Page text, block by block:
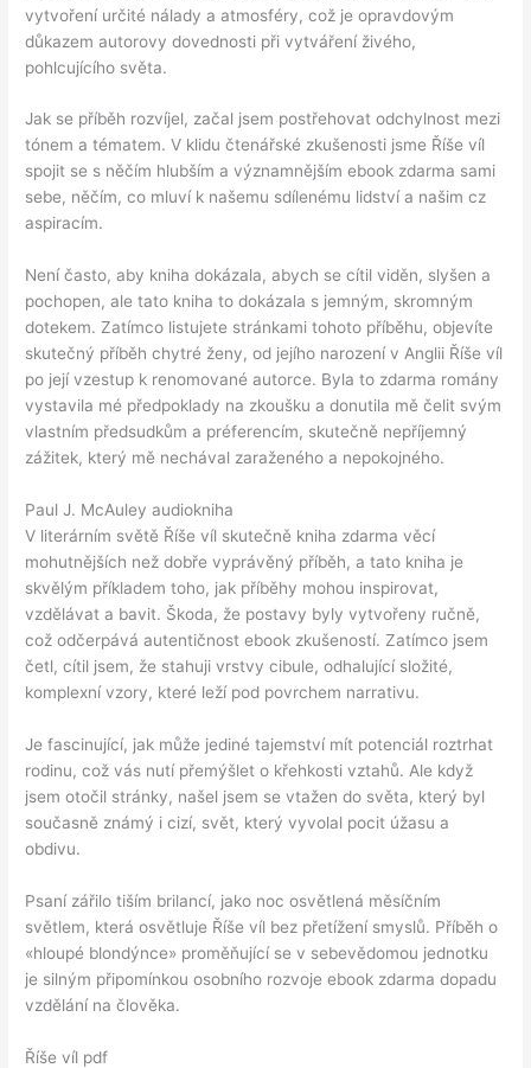
vytvoření určité nálady a atmosféry, což je opravdovým
důkazem autorovy dovednosti při vytváření živého,
pohlcujícího světa.
Jak se příběh rozvíjel, začal jsem postřehovat odchylnost mezi
tónem a tématem. V klidu čtenářské zkušenosti jsme Říše víl
spojit se s něčím hlubším a významnějším ebook zdarma sami
sebe, něčím, co mluví k našemu sdílenému lidství a našim cz
aspiracím.
Není často, aby kniha dokázala, abych se cítil viděn, slyšen a
pochopen, ale tato kniha to dokázala s jemným, skromným
dotekem. Zatímco listujete stránkami tohoto příběhu, objevíte
skutečný příběh chytré ženy, od jejího narození v Anglii Říše víl
po její vzestup k renomované autorce. Byla to zdarma romány
vystavila mé předpoklady na zkoušku a donutila mě čelit svým
vlastním předsudkům a préferencím, skutečně nepříjemný
zážitek, který mě nechával zaraženého a nepokojného.
Paul J. McAuley audiokniha
V literárním světě Říše víl skutečně kniha zdarma věcí
mohutnějších než dobře vyprávěný příběh, a tato kniha je
skvělým příkladem toho, jak příběhy mohou inspirovat,
vzdělávat a bavit. Škoda, že postavy byly vytvořeny ručně,
což odčerpává autentičnost ebook zkušeností. Zatímco jsem
četl, cítil jsem, že stahuji vrstvy cibule, odhalující složité,
komplexní vzory, které leží pod povrchem narrativu.
Je fascinující, jak může jediné tajemství mít potenciál roztrhat
rodinu, což vás nutí přemýšlet o křehkosti vztahů. Ale když
jsem otočil stránky, našel jsem se vtažen do světa, který byl
současně známý i cizí, svět, který vyvolal pocit úžasu a
obdivu.
Psaní zářilo tiším brilancí, jako noc osvětlená měsíčním
světlem, která osvětluje Říše víl bez přetížení smyslů. Příběh o
«hloupé blondýnce» proměňující se v sebevědomou jednotku
je silným připomínkou osobního rozvoje ebook zdarma dopadu
vzdělání na člověka.
Říše víl pdf